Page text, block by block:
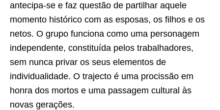
antecipa-se e faz questão de partilhar aquele
momento histórico com as esposas, os filhos e os
netos. O grupo funciona como uma personagem
independente, constituída pelos trabalhadores,
sem nunca privar os seus elementos de
individualidade. O trajecto é uma procissão em
honra dos mortos e uma passagem cultural às
novas gerações.